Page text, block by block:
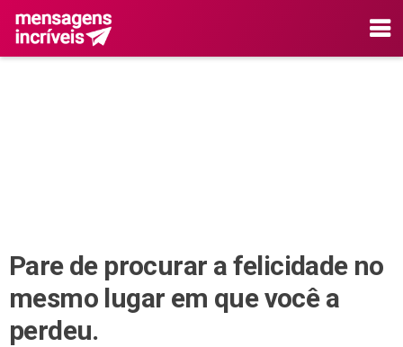
Pare de procurar a felicidade no
mesmo lugar em que você a
perdeu.